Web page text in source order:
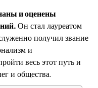
и оценены
Он стал лауреатом
получил звание
и
весь этот путь и
и общества.